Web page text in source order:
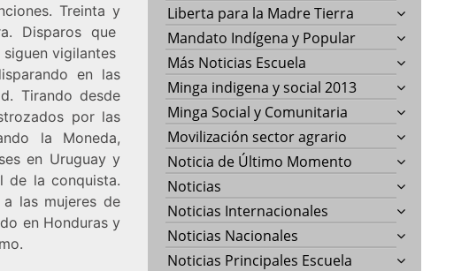
Treinta y
Disparos que
vigilantes
en las
Tirando desde
por las
la Moneda,
en Uruguay y
de la conquista.
las mujeres de
en Honduras y
Liberta para la Madre Tierra
Mandato Indígena y Popular
Más Noticias Escuela
Minga indigena y social 2013
Minga Social y Comunitaria
Movilización sector agrario
Noticia de Último Momento
Noticias
Noticias Internacionales
Noticias Nacionales
Noticias Principales Escuela